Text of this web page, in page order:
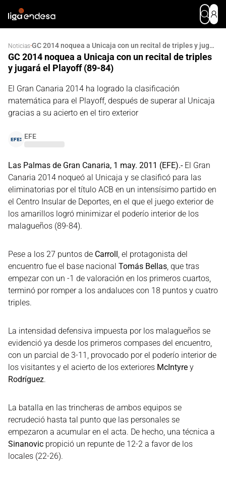
Noticias· GC 2014 noquea a Unicaja con un recital de triples y jugará el Playoff (89-84)
GC 2014 noquea a Unicaja con un recital de triples
y jugará el Playoff (89-84)
El Gran Canaria 2014 ha logrado la clasificación
matemática para el Playoff, después de superar al Unicaja
gracias a su acierto en el tiro exterior
EFE
Las Palmas de Gran Canaria, 1 may. 2011 (EFE).-El Gran
Canaria 2014 noqueó al Unicaja y se clasificó para las
eliminatorias por el título ACB en un intensísimo partido en
el Centro Insular de Deportes, en el que el juego exterior de
los amarillos logró minimizar el poderío interior de los
malagueños (89-84).
Pese a los 27 puntos de Carroll, el protagonista del
encuentro fue el base nacional Tomás Bellas, que tras
empezar con un -1 de valoración en los primeros cuartos,
terminó por romper a los andaluces con 18 puntos y cuatro
triples.
La intensidad defensiva impuesta por los malagueños se
evidenció ya desde los primeros compases del encuentro,
con un parcial de 3-11, provocado por el poderío interior de
los visitantes y el acierto de los exteriores McIntyre y
Rodríguez.
La batalla en las trincheras de ambos equipos se
recrudeció hasta tal punto que las personales se
empezaron a acumular en el acta. De hecho, una técnica a
Sinanovic propició un repunte de 12-2 a favor de los
locales (22-26).